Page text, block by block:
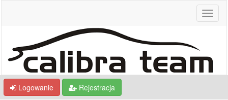
Logowanie Rejestracja